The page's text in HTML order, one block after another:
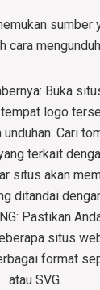
sumber
cara
Buka
logo
Cari
terkait
situs akan
ditandai
Pastikan
situs
format
atau SVG.